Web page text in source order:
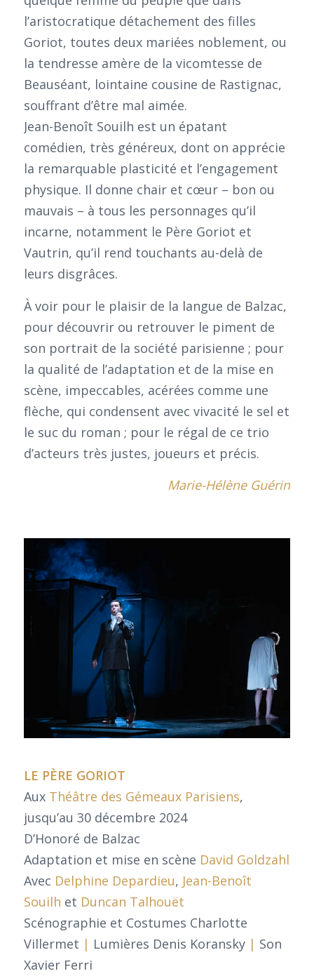
l’aristocratique détachement des filles
Goriot, toutes deux mariées noblement, ou
la tendresse amère de la vicomtesse de
Beauséant, lointaine cousine de Rastignac,
souffrant d’être mal aimée.
Jean-Benoît Souilh est un épatant
comédien, très généreux, dont on apprécie
la remarquable plasticité et l’engagement
physique. Il donne chair et cœur – bon ou
mauvais – à tous les personnages qu’il
incarne, notamment le Père Goriot et
Vautrin, qu’il rend touchants au-delà de
leurs disgrâces.
À voir pour le plaisir de la langue de Balzac,
pour découvrir ou retrouver le piment de
son portrait de la société parisienne ; pour
la qualité de l’adaptation et de la mise en
scène, impeccables, acérées comme une
flèche, qui condensent avec vivacité le sel et
le suc du roman ; pour le régal de ce trio
d’acteurs très justes, joueurs et précis.
Marie-Hélène Guérin
LE PÈRE GORIOT
Aux Théâtre des Gémeaux Parisiens,
jusqu’au 30 décembre 2024
D’Honoré de Balzac
Adaptation et mise en scène David Goldzahl
Avec Delphine Depardieu, Jean-Benoît
Souilh et Duncan Talhouët
Scénographie et Costumes Charlotte
Villermet | Lumières Denis Koransky | Son
Xavier Ferri